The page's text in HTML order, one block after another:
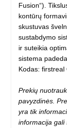
Fusion“).
kontūrų
skustuvas
sustabdymo
ir suteikia
sistema
Kodas: firstreal
Prekių
pavyzdinės.
yra tik
informacija gali